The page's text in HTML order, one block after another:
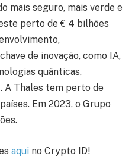
mais seguro, mais verde e
perto de € 4 bilhões
de inovação, como IA,
quânticas,
A Thales tem perto de
Em 2023, o Grupo
aqui no Crypto ID!